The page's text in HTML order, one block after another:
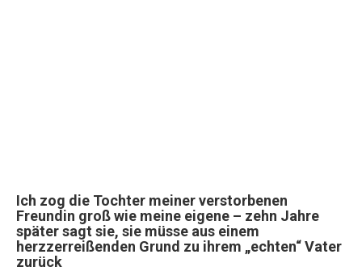
Ich zog die Tochter meiner verstorbenen
Freundin groß wie meine eigene – zehn Jahre
später sagt sie, sie müsse aus einem
herzzerreißenden Grund zu ihrem „echten“ Vater
zurück